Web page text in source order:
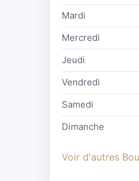
Mardi
Mercredi
Jeudi
Vendredi
Samedi
Dimanche
Voir d'autres